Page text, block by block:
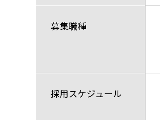
募集職種
採用スケジュール